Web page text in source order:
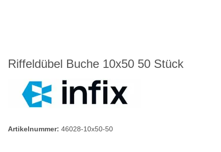
Riffeldübel Buche 10x50 50 Stück
Artikelnummer: 46028-10x50-50